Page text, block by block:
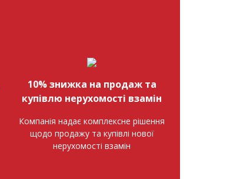
10% знижка на продаж та
купівлю нерухомості взамін
Компанія надає комплексне рішення
щодо продажу та купівлі нової
нерухомості взамін